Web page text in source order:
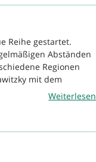
Reihe gestartet.
Abständen
Regionen
mit dem
Weiterlesen